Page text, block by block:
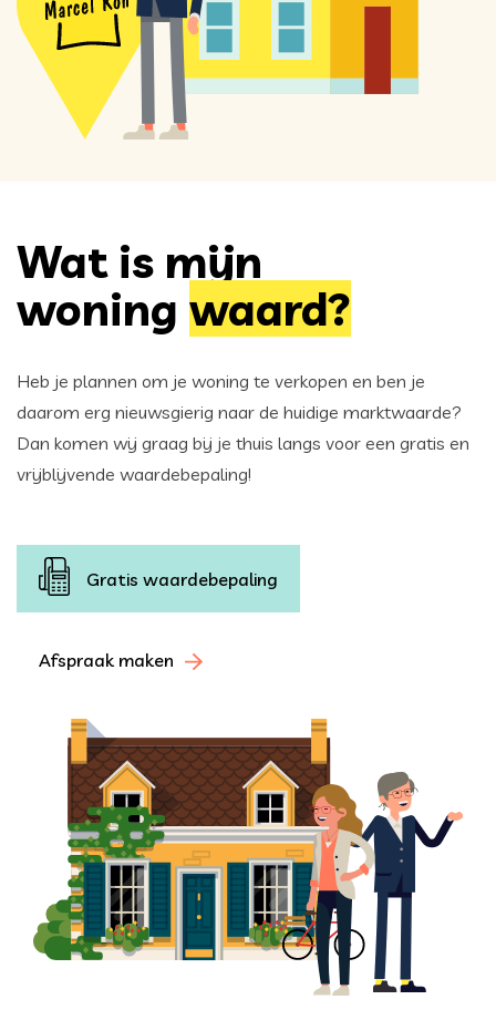
Wat is mijn
woning waard?
Heb je plannen om je woning te verkopen en ben je
daarom erg nieuwsgierig naar de huidige marktwaarde?
Dan komen wij graag bij je thuis langs voor een gratis en
vrijblijvende waardebepaling!
Gratis waardebepaling
Afspraak maken